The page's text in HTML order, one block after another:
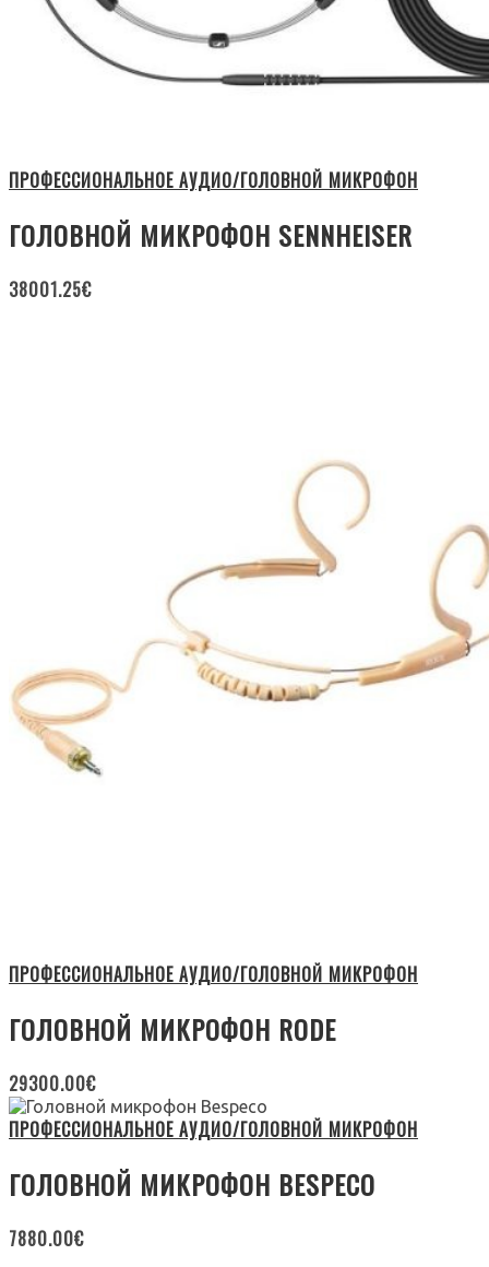
ПРОФЕССИОНАЛЬНОЕ АУДИО/ГОЛОВНОЙ МИКРОФОН
ГОЛОВНОЙ МИКРОФОН SENNHEISER
38001.25€
ПРОФЕССИОНАЛЬНОЕ АУДИО/ГОЛОВНОЙ МИКРОФОН
ГОЛОВНОЙ МИКРОФОН RODE
29300.00€
ПРОФЕССИОНАЛЬНОЕ АУДИО/ГОЛОВНОЙ МИКРОФОН
ГОЛОВНОЙ МИКРОФОН BESPECO
7880.00€